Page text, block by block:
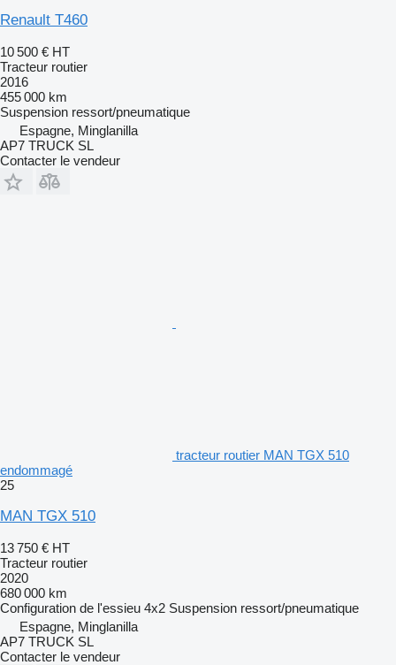
Renault T460
10 500 € HT
Tracteur routier
2016
455 000 km
Suspension ressort/pneumatique
Espagne, Minglanilla
AP7 TRUCK SL
Contacter le vendeur
tracteur routier MAN TGX 510
endommagé
25
MAN TGX 510
13 750 € HT
Tracteur routier
2020
680 000 km
Configuration de l'essieu 4x2 Suspension ressort/pneumatique
Espagne, Minglanilla
AP7 TRUCK SL
Contacter le vendeur